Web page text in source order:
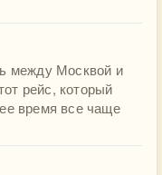
между Москвой и
рейс, который
время все чаще